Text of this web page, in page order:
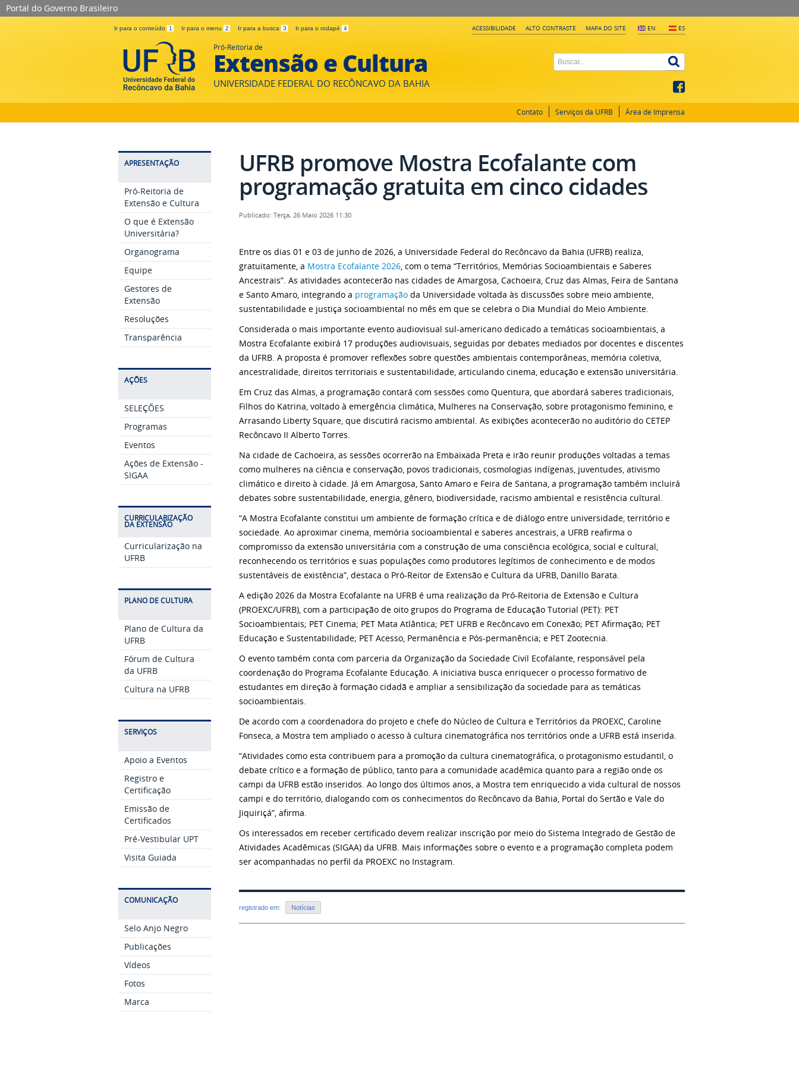
Portal do Governo Brasileiro
Ir para o conteúdo 1 Ir para o menu 2 Ir para a busca 3 Ir para o rodapé 4 EN ES
ACESSIBILIDADE ALTO CONTRASTE MAPA DO SITE
Pró-Reitoria de
Extensão e Cultura
UNIVERSIDADE FEDERAL DO RECÔNCAVO DA BAHIA
Contato Serviços da UFRB Área de Imprensa
APRESENTAÇÃO
Pró-Reitoria de
Extensão e Cultura
O que é Extensão
Universitária?
Organograma
Equipe
Gestores de
Extensão
Resoluções
Transparência
AÇÕES
SELEÇÕES
Programas
Eventos
Ações de Extensão -
SIGAA
CURRICULARIZAÇÃO
DA EXTENSÃO
Curricularização na
UFRB
PLANO DE CULTURA
Plano de Cultura da
UFRB
Fórum de Cultura
da UFRB
Cultura na UFRB
SERVIÇOS
Apoio a Eventos
Registro e
Certificação
Emissão de
Certificados
Pré-Vestibular UPT
Visita Guiada
COMUNICAÇÃO
Selo Anjo Negro
Publicações
Vídeos
Fotos
Marca
UFRB promove Mostra Ecofalante com
programação gratuita em cinco cidades
Publicado: Terça, 26 Maio 2026 11:30
Entre os dias 01 e 03 de junho de 2026, a Universidade Federal do Recôncavo da Bahia (UFRB) realiza,
gratuitamente, a Mostra Ecofalante 2026, com o tema “Territórios, Memórias Socioambientais e Saberes
Ancestrais”. As atividades acontecerão nas cidades de Amargosa, Cachoeira, Cruz das Almas, Feira de Santana
e Santo Amaro, integrando a programação da Universidade voltada às discussões sobre meio ambiente,
sustentabilidade e justiça socioambiental no mês em que se celebra o Dia Mundial do Meio Ambiente.
Considerada o mais importante evento audiovisual sul-americano dedicado a temáticas socioambientais, a
Mostra Ecofalante exibirá 17 produções audiovisuais, seguidas por debates mediados por docentes e discentes
da UFRB. A proposta é promover reflexões sobre questões ambientais contemporâneas, memória coletiva,
ancestralidade, direitos territoriais e sustentabilidade, articulando cinema, educação e extensão universitária.
Em Cruz das Almas, a programação contará com sessões como Quentura, que abordará saberes tradicionais,
Filhos do Katrina, voltado à emergência climática, Mulheres na Conservação, sobre protagonismo feminino, e
Arrasando Liberty Square, que discutirá racismo ambiental. As exibições acontecerão no auditório do CETEP
Recôncavo II Alberto Torres.
Na cidade de Cachoeira, as sessões ocorrerão na Embaixada Preta e irão reunir produções voltadas a temas
como mulheres na ciência e conservação, povos tradicionais, cosmologias indígenas, juventudes, ativismo
climático e direito à cidade. Já em Amargosa, Santo Amaro e Feira de Santana, a programação também incluirá
debates sobre sustentabilidade, energia, gênero, biodiversidade, racismo ambiental e resistência cultural.
“A Mostra Ecofalante constitui um ambiente de formação crítica e de diálogo entre universidade, território e
sociedade. Ao aproximar cinema, memória socioambiental e saberes ancestrais, a UFRB reafirma o
compromisso da extensão universitária com a construção de uma consciência ecológica, social e cultural,
reconhecendo os territórios e suas populações como produtores legítimos de conhecimento e de modos
sustentáveis de existência”, destaca o Pró-Reitor de Extensão e Cultura da UFRB, Danillo Barata.
A edição 2026 da Mostra Ecofalante na UFRB é uma realização da Pró-Reitoria de Extensão e Cultura
(PROEXC/UFRB), com a participação de oito grupos do Programa de Educação Tutorial (PET): PET
Socioambientais; PET Cinema; PET Mata Atlântica; PET UFRB e Recôncavo em Conexão; PET Afirmação; PET
Educação e Sustentabilidade; PET Acesso, Permanência e Pós-permanência; e PET Zootecnia.
O evento também conta com parceria da Organização da Sociedade Civil Ecofalante, responsável pela
coordenação do Programa Ecofalante Educação. A iniciativa busca enriquecer o processo formativo de
estudantes em direção à formação cidadã e ampliar a sensibilização da sociedade para as temáticas
socioambientais.
De acordo com a coordenadora do projeto e chefe do Núcleo de Cultura e Territórios da PROEXC, Caroline
Fonseca, a Mostra tem ampliado o acesso à cultura cinematográfica nos territórios onde a UFRB está inserida.
“Atividades como esta contribuem para a promoção da cultura cinematográfica, o protagonismo estudantil, o
debate crítico e a formação de público, tanto para a comunidade acadêmica quanto para a região onde os
campi da UFRB estão inseridos. Ao longo dos últimos anos, a Mostra tem enriquecido a vida cultural de nossos
campi e do território, dialogando com os conhecimentos do Recôncavo da Bahia, Portal do Sertão e Vale do
Jiquiriçá”, afirma.
Os interessados em receber certificado devem realizar inscrição por meio do Sistema Integrado de Gestão de
Atividades Acadêmicas (SIGAA) da UFRB. Mais informações sobre o evento e a programação completa podem
ser acompanhadas no perfil da PROEXC no Instagram.
registrado em: Notícias